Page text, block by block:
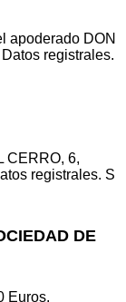
apoderado DON
registrales.
CERRO, 6,
registrales. S
DE
Euros.